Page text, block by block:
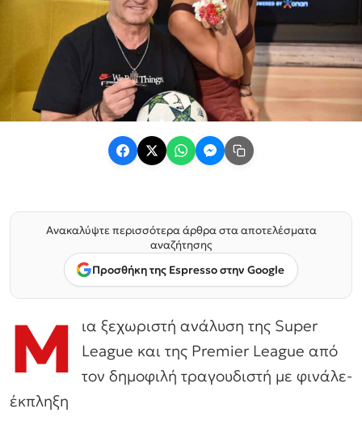
Ανακαλύψτε περισσότερα άρθρα στα αποτελέσματα
αναζήτησης
Προσθήκη της Espresso στην Google
Μ
ια ξεχωριστή ανάλυση της Super
League και της Premier League από
τον δημοφιλή τραγουδιστή με φινάλε-
έκπληξη